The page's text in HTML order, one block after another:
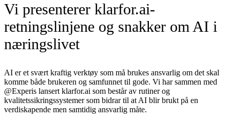
Vi presenterer klarfor.ai-
retningslinjene og snakker om AI i
næringslivet
AI er et svært kraftig verktøy som må brukes ansvarlig om det skal
komme både brukeren og samfunnet til gode. Vi har sammen med
@Experis lansert klarfor.ai som består av rutiner og
kvalitetssikringssystemer som bidrar til at AI blir brukt på en
verdiskapende men samtidig ansvarlig måte.